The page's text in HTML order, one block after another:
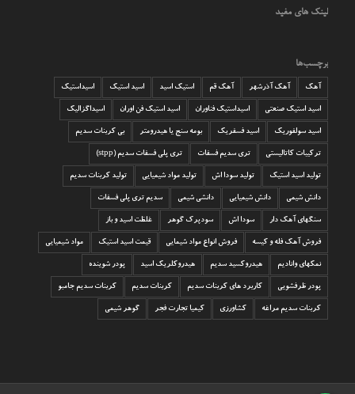
لینک های مفید
برچسب‌ها
آهک آهک آذرشهر آهک قم استیک اسید اسید استیک اسیداستیک
اسید استیک صنعتی اسیداستیک فناوران اسید استیک فن اوران اسیداگزالیک
اسید سولفوریک اسید فسفریک بومه سنج یا هیدرومتر بی کربنات سدیم
ترکیبات کاتالیستی تری سدیم فسفات تری پلی فسفات سدیم (stpp)
تولید اسید استیک تولید سودا اش تولید مواد شیمیایی تولید کربنات سدیم
دانش شیمی دانش شیمیایی دانشی شیمی سدیم تری پلی فسفات
سنگهای آهک دار سودا اش سودپرک گوهر غلظت اسید و باز
فروش آهک فله و کیسه فروش انواع مواد شیمایی قیمت اسید استیک مواد شیمیایی
نمکهای وانادیم هیدروکسید سدیم هیدروکلریک اسید پودر شوینده
پودر ظرفشویی کاربرد های کربنات سدیم کربنات سدیم کربنات سدیم جامبو
کربنات سدیم مراغه کشاورزی کیمیا تجارت فجر گوهر شیمی